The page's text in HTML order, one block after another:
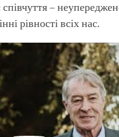
–
рівності всіх нас.